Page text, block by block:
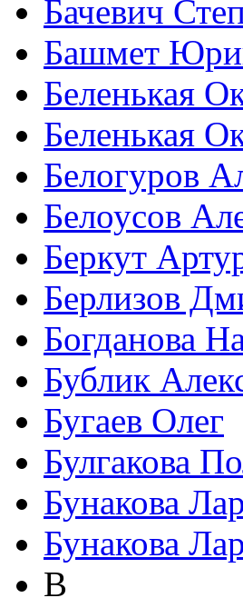
Бачевич
Башмет
Беленькая
Беленькая
Белогуров
Белоусов
Беркут
Берлизов
Богданова
Бублик
Бугаев Олег
Булгакова
Бунакова
Бунакова
В